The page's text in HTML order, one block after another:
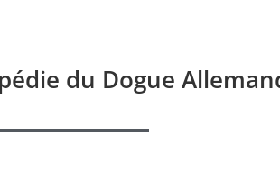
du Dogue